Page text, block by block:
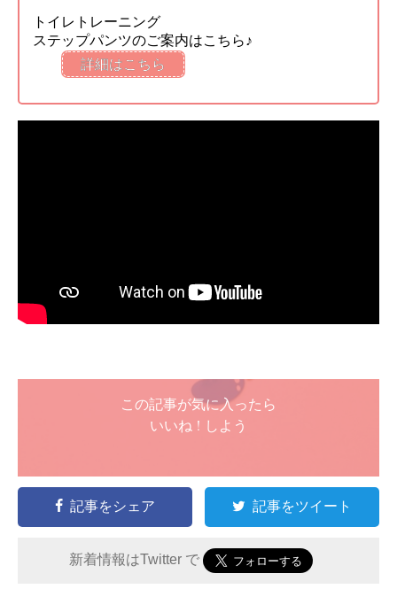
トイレトレーニング
ステップパンツのご案内はこちら♪
詳細はこちら
この記事が気に入ったら
いいね ! しよう
記事をシェア 記事をツイート
新着情報はTwitter で